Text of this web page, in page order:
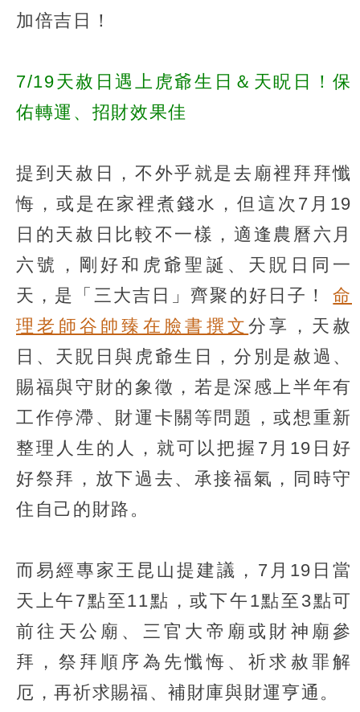
加倍吉日！
7/19天赦日遇上虎爺生日＆天眖日！保
佑轉運、招財效果佳
提到天赦日，不外乎就是去廟裡拜拜懺
悔，或是在家裡煮錢水，但這次7月19
日的天赦日比較不一樣，適逢農曆六月
六號，剛好和虎爺聖誕、天貺日同一
天，是「三大吉日」齊聚的好日子！命
理老師谷帥臻在臉書撰文分享，天赦
日、天貺日與虎爺生日，分別是赦過、
賜福與守財的象徵，若是深感上半年有
工作停滯、財運卡關等問題，或想重新
整理人生的人，就可以把握7月19日好
好祭拜，放下過去、承接福氣，同時守
住自己的財路。
而易經專家王昆山提建議，7月19日當
天上午7點至11點，或下午1點至3點可
前往天公廟、三官大帝廟或財神廟參
拜，祭拜順序為先懺悔、祈求赦罪解
厄，再祈求賜福、補財庫與財運亨通。